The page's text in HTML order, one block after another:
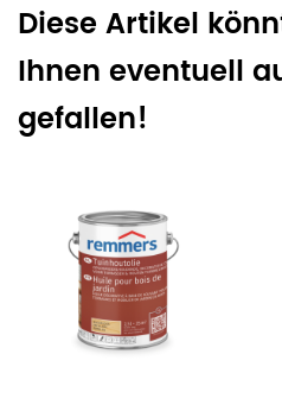
Diese Artikel
Ihnen eventuell
gefallen!